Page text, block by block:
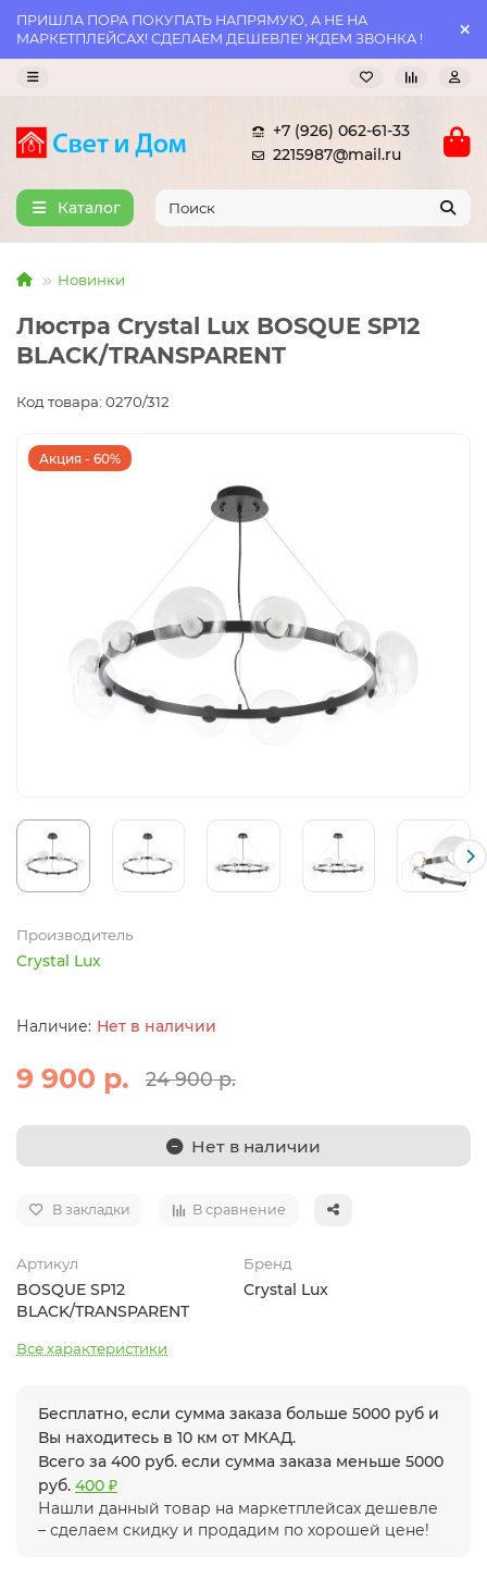
ПРИШЛА ПОРА ПОКУПАТЬ НАПРЯМУЮ, А НЕ НА
МАРКЕТПЛЕЙСАХ! СДЕЛАЕМ ДЕШЕВЛЕ! ЖДЕМ ЗВОНКА !
+7 (926) 062-61-33
2215987@mail.ru
Каталог
Новинки
Люстра Crystal Lux BOSQUE SP12
BLACK/TRANSPARENT
Код товара: 0270/312
Акция - 60%
Производитель
Crystal Lux
Нет в наличии
9 900 р. 24 900 р.
Нет в наличии
В закладки В сравнение
Артикул
BOSQUE SP12
BLACK/TRANSPARENT
Бренд
Crystal Lux
Все характеристики
Бесплатно, если сумма заказа больше 5000 руб и
Вы находитесь в 10 км от МКАД.
Всего за 400 руб. если сумма заказа меньше 5000
руб. 400 ₽
Нашли данный товар на маркетплейсах дешевле
– сделаем скидку и продадим по хорошей цене!